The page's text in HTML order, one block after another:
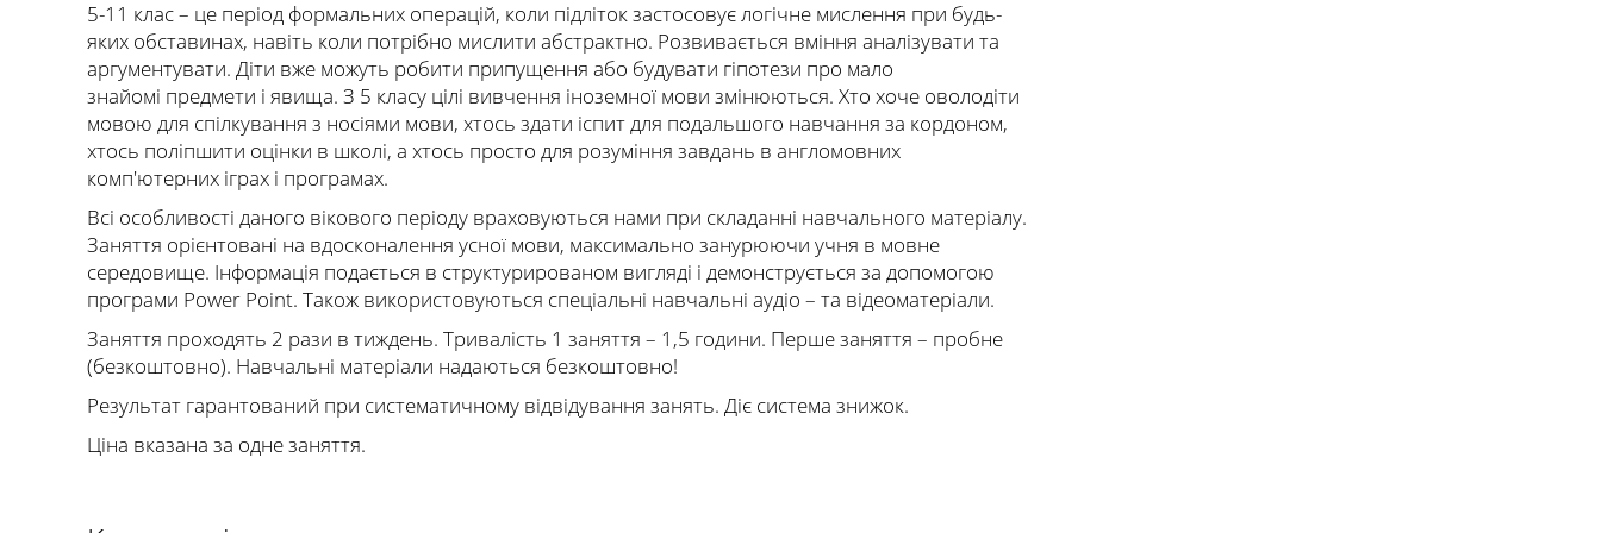
5-11 клас – це період формальних операцій, коли підліток застосовує логічне мислення при будь-
яких обставинах, навіть коли потрібно мислити абстрактно. Розвивається вміння аналізувати та
аргументувати. Діти вже можуть робити припущення або будувати гіпотези про мало
знайомі предмети і явища. З 5 класу цілі вивчення іноземної мови змінюються. Хто хоче оволодіти
мовою для спілкування з носіями мови, хтось здати іспит для подальшого навчання за кордоном,
хтось поліпшити оцінки в школі, а хтось просто для розуміння завдань в англомовних
комп'ютерних іграх і програмах.
Всі особливості даного вікового періоду враховуються нами при складанні навчального матеріалу.
Заняття орієнтовані на вдосконалення усної мови, максимально занурюючи учня в мовне
середовище. Інформація подається в структурированом вигляді і демонструється за допомогою
програми Power Point. Також використовуються спеціальні навчальні аудіо – та відеоматеріали.
Заняття проходять 2 рази в тиждень. Тривалість 1 заняття – 1,5 години. Перше заняття – пробне
(безкоштовно). Навчальні матеріали надаються безкоштовно!
Результат гарантований при систематичному відвідування занять. Діє система знижок.
Ціна вказана за одне заняття.